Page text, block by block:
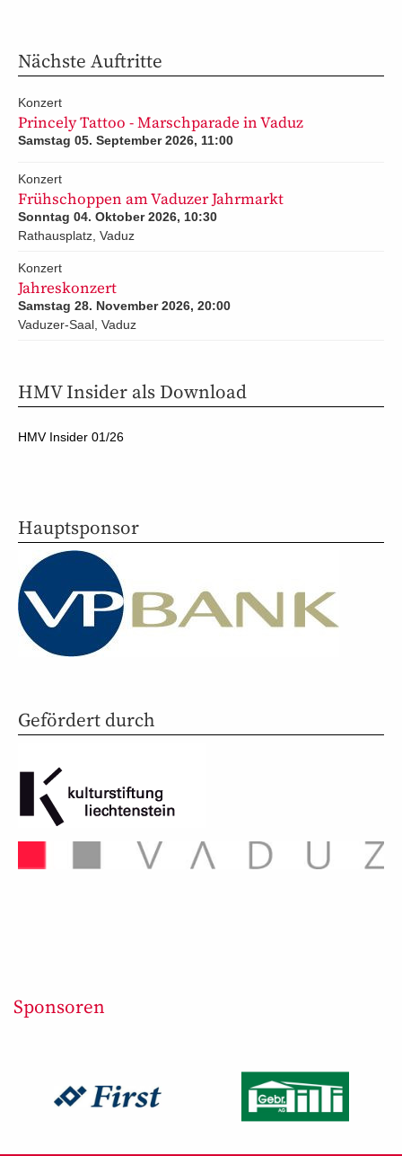
Nächste Auftritte
Konzert
Princely Tattoo - Marschparade in Vaduz
Samstag 05. September 2026, 11:00
Konzert
Frühschoppen am Vaduzer Jahrmarkt
Sonntag 04. Oktober 2026, 10:30
Rathausplatz, Vaduz
Konzert
Jahreskonzert
Samstag 28. November 2026, 20:00
Vaduzer-Saal, Vaduz
HMV Insider als Download
HMV Insider 01/26
Hauptsponsor
Gefördert durch
Sponsoren